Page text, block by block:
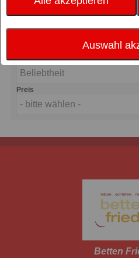
Auswahl
Aufstehen.
Sortierung nach
Beliebtheit
Preis
- bitte wählen -
Betten